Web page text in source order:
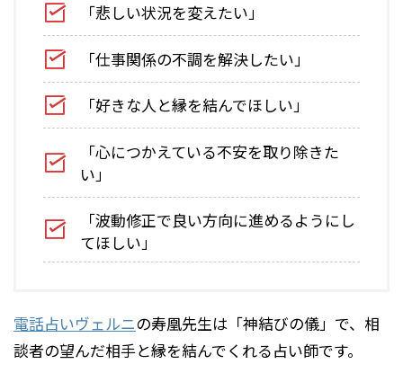
「悲しい状況を変えたい」
「仕事関係の不調を解決したい」
「好きな人と縁を結んでほしい」
「心につかえている不安を取り除きた
い」
「波動修正で良い方向に進めるようにし
てほしい」
電話占いヴェルニの寿凰先生は「神結びの儀」で、相
談者の望んだ相手と縁を結んでくれる占い師です。